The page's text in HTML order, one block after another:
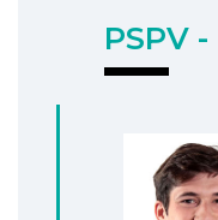
PSPV -